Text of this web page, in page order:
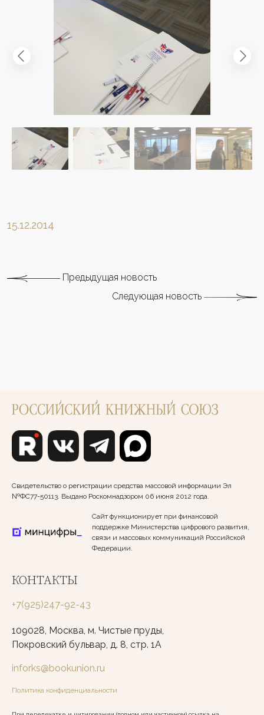
15.12.2014
Предыдущая новость
Следующая новость
Свидетельство о регистрации средства массовой информации Эл
№ФС77-50113. Выдано Роскомнадзором 06 июня 2012 года.
Сайт функционирует при финансовой
поддержке Министерства цифрового развития,
связи и массовых коммуникаций Российской
Федерации.
КОНТАКТЫ
+7(925)247-92-43
109028, Москва, м. Чистые пруды,
Покровский бульвар, д. 8, стр. 1А
inforks@bookunion.ru
Политика конфиденциальности